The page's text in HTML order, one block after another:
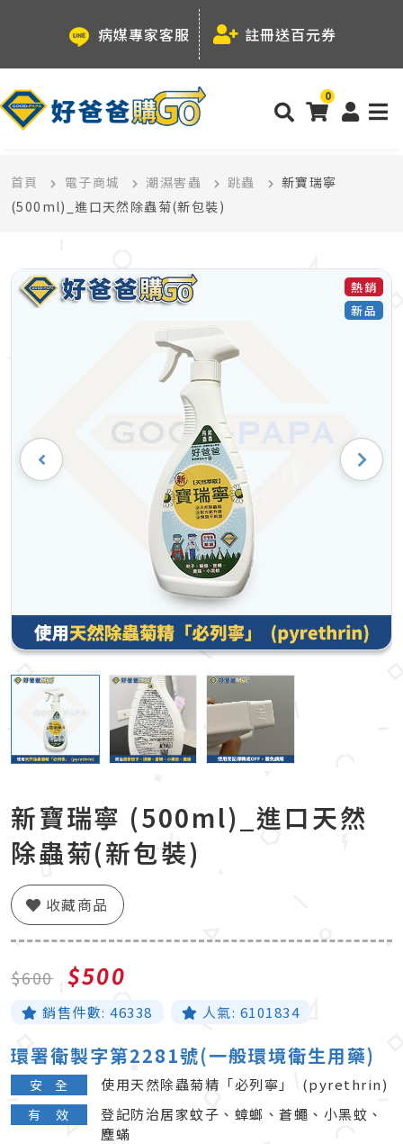
病媒專家客服 註冊送百元券
0
首頁 電子商城 潮濕害蟲 跳蟲
新寶瑞寧
(500ml)_進口天然除蟲菊(新包裝)
熱銷
新品
新寶瑞寧 (500ml)_進口天然
除蟲菊(新包裝)
收藏商品
$600 $500
銷售件數: 46338 人氣: 6101834
環署衛製字第2281號(一般環境衛生用藥)
​安 全 使用天然除蟲菊精「必列寧」 (pyrethrin)
有 效
登記防治居家蚊子、蟑螂、蒼蠅、小黑蚊、
塵蟎